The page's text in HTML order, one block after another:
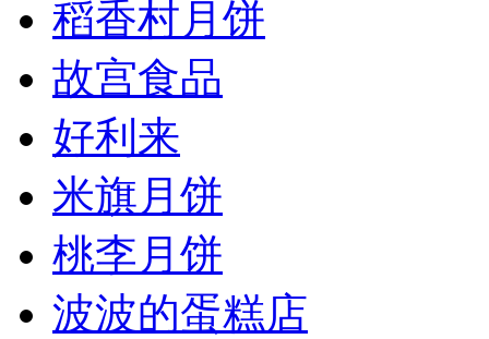
稻香村月饼
故宫食品
好利来
米旗月饼
桃李月饼
波波的蛋糕店